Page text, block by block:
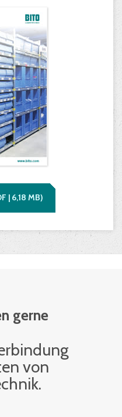
| 6,18 MB)
gerne
von